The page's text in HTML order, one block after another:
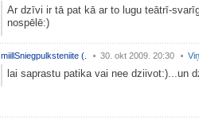
Ar dzīvi ir tā pat kā ar to lugu teātrī-
nospēlē:)
miillSniegpulksteniite (. 30. okt 2009. 20:30
lai saprastu patika vai nee dziivot:)...un